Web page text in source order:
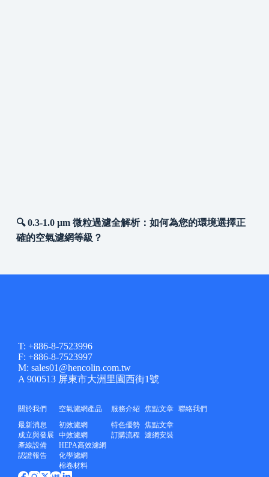
🔍 0.3-1.0 µm 微粒過濾全解析：如何為您的環境選擇正
確的空氣濾網等級？
T: +886-8-7523996
F: +886-8-7523997
M: sales01@hencolin.com.tw
A 900513 屏東市大洲里園西街1號
關於我們
最新消息
成立與發展
產線設備
認證報告
空氣濾網產品
初效濾網
中效濾網
HEPA高效濾網
化學濾網
棉卷材料
服務介紹
特色優勢
訂購流程
焦點文章
焦點文章
濾網安裝
聯絡我們